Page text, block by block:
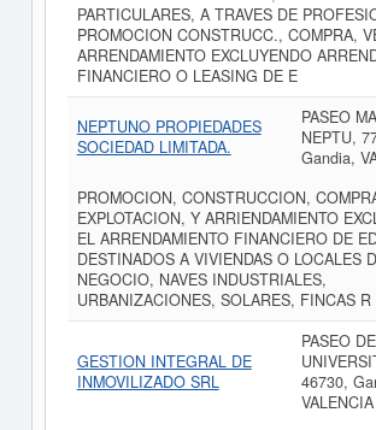
PARTICULARES, A TRAVES DE
PROMOCION CONSTRUCC., COMPRA,
ARRENDAMIENTO EXCLUYENDO
FINANCIERO O LEASING DE E
NEPTUNO PROPIEDADES
SOCIEDAD LIMITADA.
PASEO
NEPTU,
Gandia,
PROMOCION, CONSTRUCCION,
EXPLOTACION, Y ARRIENDAMIENTO
EL ARRENDAMIENTO FINANCIERO DE
DESTINADOS A VIVIENDAS O LOCALES
NEGOCIO, NAVES INDUSTRIALES,
URBANIZACIONES, SOLARES, FINCAS R
GESTION INTEGRAL DE
INMOVILIZADO SRL
PASEO
46730,
VALENCIA